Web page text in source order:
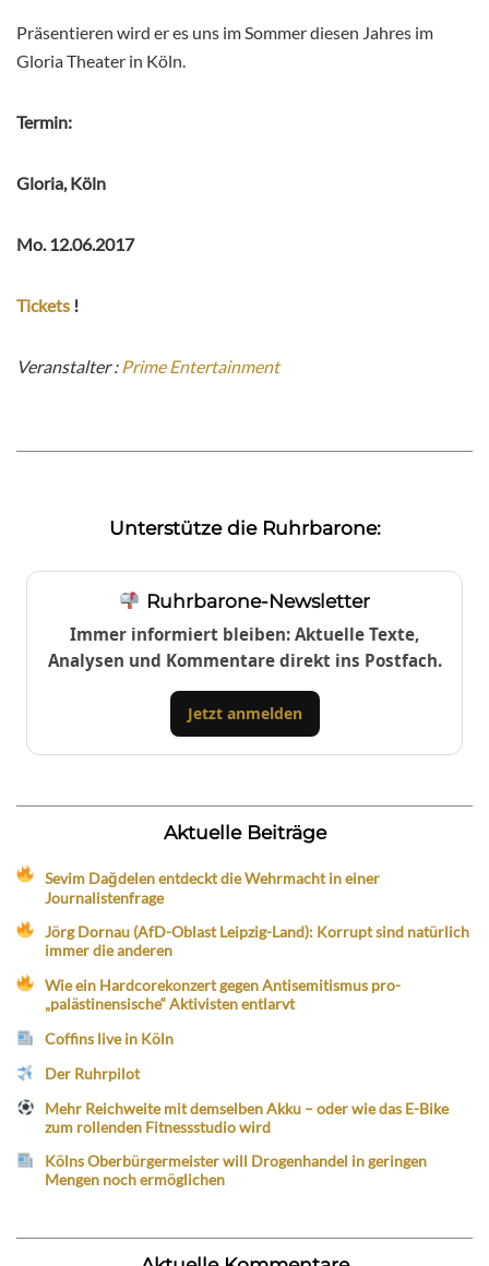
Präsentieren wird er es uns im Sommer diesen Jahres im
Gloria Theater in Köln.
Termin:
Gloria, Köln
Mo. 12.06.2017
Tickets !
Veranstalter : Prime Entertainment
Unterstütze die Ruhrbarone:
Ruhrbarone-Newsletter
Immer informiert bleiben: Aktuelle Texte,
Analysen und Kommentare direkt ins Postfach.
Jetzt anmelden
Aktuelle Beiträge
Sevim Dağdelen entdeckt die Wehrmacht in einer
Journalistenfrage
Jörg Dornau (AfD-Oblast Leipzig-Land): Korrupt sind natürlich
immer die anderen
Wie ein Hardcorekonzert gegen Antisemitismus pro-
„palästinensische“ Aktivisten entlarvt
Coffins live in Köln
Der Ruhrpilot
Mehr Reichweite mit demselben Akku – oder wie das E-Bike
zum rollenden Fitnessstudio wird
Kölns Oberbürgermeister will Drogenhandel in geringen
Mengen noch ermöglichen